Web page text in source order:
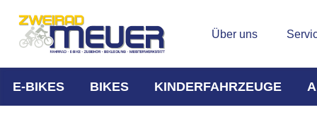
Über uns
E-BIKES BIKES KINDERFAHRZEUGE